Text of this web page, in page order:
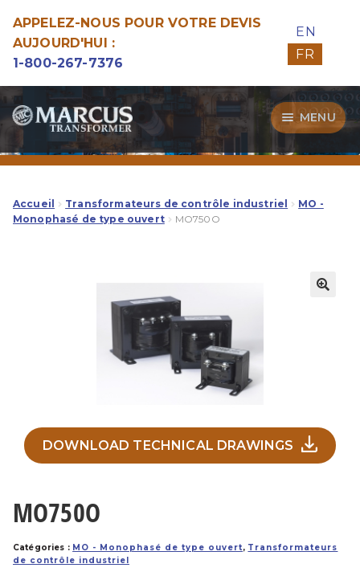
APPELEZ-NOUS POUR VOTRE DEVIS
AUJOURD'HUI :
1-800-267-7376
EN
FR
Aller
à
la
navigation
Aller
au
contenu
MENU
Transformateurs
Guide d’Achat
Notre Qualité
Accueil Transformateurs de contrôle industriel
MO -
Monophasé de type ouvert
MO750O
DOWNLOAD TECHNICAL DRAWINGS
MO750O
Catégories : MO - Monophasé de type ouvert, Transformateurs
de contrôle industriel